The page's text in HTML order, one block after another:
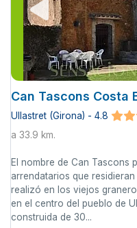
Can Tascons Costa
Ullastret (Girona) - 4.8
a 33.9 km.
El nombre de Can Tascons
arrendatarios que
realizó en los viejos
en el centro del pueblo de
construida de 30...